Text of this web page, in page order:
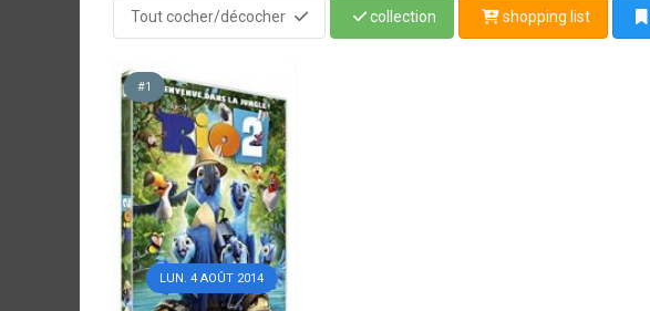
Tout cocher/décocher collection shopping list
LUN. 4 AOÛT 2014
#1